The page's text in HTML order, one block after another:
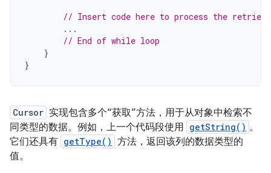
// Insert code here to process the
...
// End of while loop
}
}
Cursor 实现包含多个“获取”方法，用于从对象中检索不
同类型的数据。例如，上一个代码段使用 getString() 。
它们还具有 getType() 方法，返回该列的数据类型的
值。